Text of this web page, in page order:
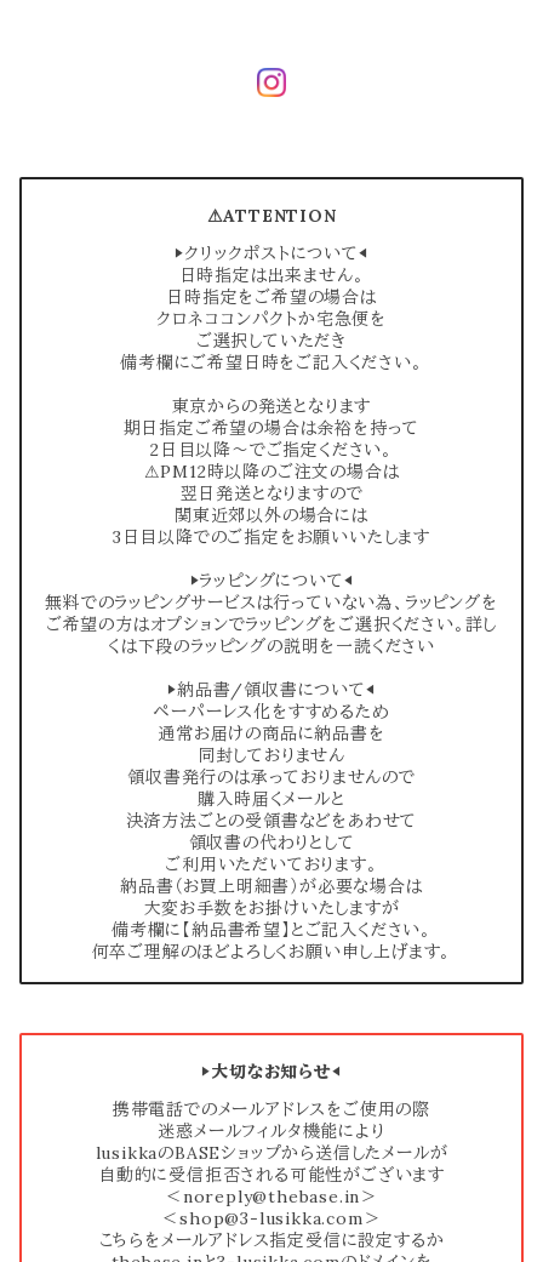
⚠︎ATTENTION
▶︎クリックポストについて◀︎
日時指定は出来ません。
日時指定をご希望の場合は
クロネココンパクトか宅急便を
ご選択していただき
備考欄にご希望日時をご記入ください。
東京からの発送となります
期日指定ご希望の場合は余裕を持って
2日目以降〜でご指定ください。
⚠︎PM12時以降のご注文の場合は
翌日発送となりますので
関東近郊以外の場合には
3日目以降でのご指定をお願いいたします
▶︎ラッピングについて◀︎
無料でのラッピングサービスは行っていない為、ラッピングを
ご希望の方はオプションでラッピングをご選択ください。詳し
くは下段のラッピングの説明を一読ください
▶︎納品書/領収書について◀︎
ペーパーレス化をすすめるため
通常お届けの商品に納品書を
同封しておりません
領収書発行のは承っておりませんので
購入時届くメールと
決済方法ごとの受領書などをあわせて
領収書の代わりとして
ご利用いただいております。
納品書（お買上明細書）が必要な場合は
大変お手数をお掛けいたしますが
備考欄に【納品書希望】とご記入ください。
何卒ご理解のほどよろしくお願い申し上げます。
▶︎大切なお知らせ◀︎
携帯電話でのメールアドレスをご使用の際
迷惑メールフィルタ機能により
lusikkaのBASEショップから送信したメールが
自動的に受信拒否される可能性がございます
＜noreply@thebase.in＞
＜shop@3-lusikka.com＞
こちらをメールアドレス指定受信に設定するか